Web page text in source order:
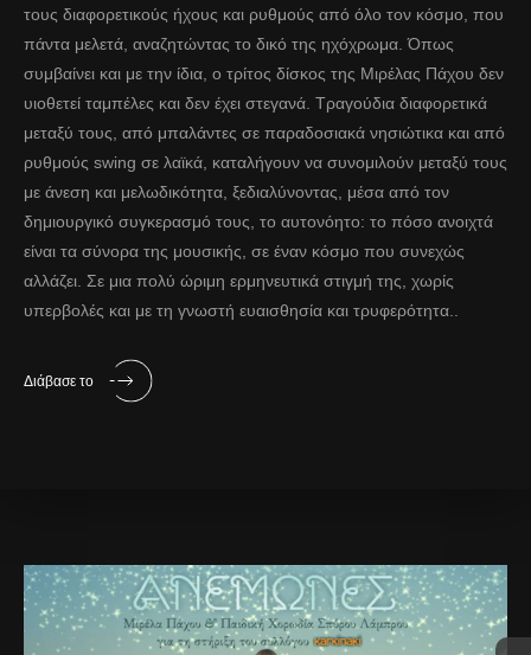
τους διαφορετικούς ήχους και ρυθμούς από όλο τον κόσμο, που
πάντα μελετά, αναζητώντας το δικό της ηχόχρωμα. Όπως
συμβαίνει και με την ίδια, ο τρίτος δίσκος της Μιρέλας Πάχου δεν
υιοθετεί ταμπέλες και δεν έχει στεγανά. Τραγούδια διαφορετικά
μεταξύ τους, από μπαλάντες σε παραδοσιακά νησιώτικα και από
ρυθμούς swing σε λαϊκά, καταλήγουν να συνομιλούν μεταξύ τους
με άνεση και μελωδικότητα, ξεδιαλύνοντας, μέσα από τον
δημιουργικό συγκερασμό τους, το αυτονόητο: το πόσο ανοιχτά
είναι τα σύνορα της μουσικής, σε έναν κόσμο που συνεχώς
αλλάζει. Σε μια πολύ ώριμη ερμηνευτικά στιγμή της, χωρίς
υπερβολές και με τη γνωστή ευαισθησία και τρυφερότητα..
Διάβασε το